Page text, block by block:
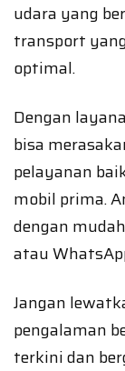
udara yang
transport
optimal.
Dengan
bisa
pelayanan
mobil prima.
dengan
atau
Jangan
pengalaman
terkini dan